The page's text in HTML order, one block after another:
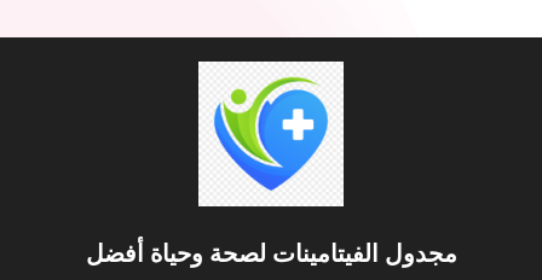
مجدول الفيتامينات لصحة وحياة أفضل